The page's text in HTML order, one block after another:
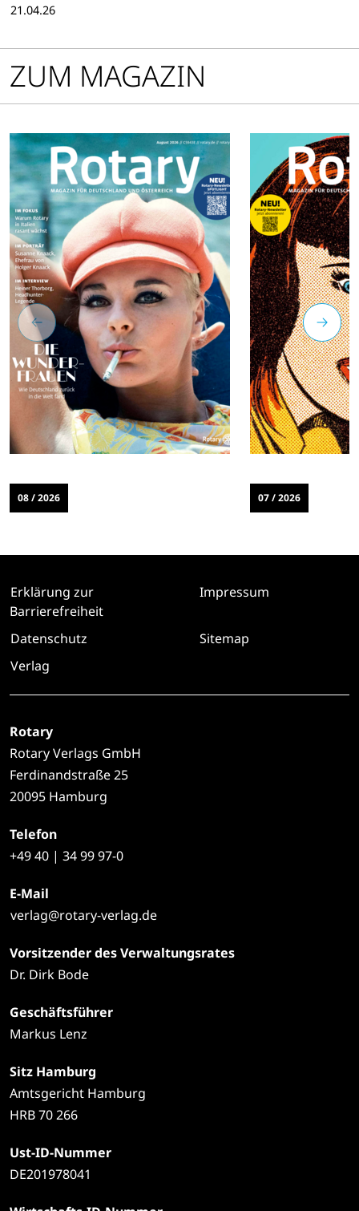
21.04.26
ZUM MAGAZIN
08 / 2026 07 / 2026
Erklärung zur
Barrierefreiheit
Impressum
Datenschutz
Sitemap
Verlag
Rotary
Rotary Verlags GmbH
Ferdinandstraße 25
20095 Hamburg
Telefon
+4940 | 34 99 97-0
E-Mail
verlag@rotary-verlag.de
Vorsitzender des Verwaltungsrates
Dr. Dirk Bode
Geschäftsführer
Markus Lenz
Sitz Hamburg
Amtsgericht Hamburg
HRB 70 266
Ust-ID-Nummer
DE201978041